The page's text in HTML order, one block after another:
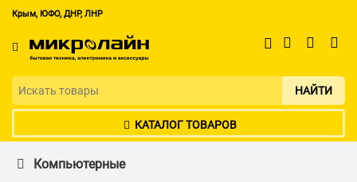
Крым, ЮФО, ДНР, ЛНР
НАЙТИ
КАТАЛОГ ТОВАРОВ
Компьютерные